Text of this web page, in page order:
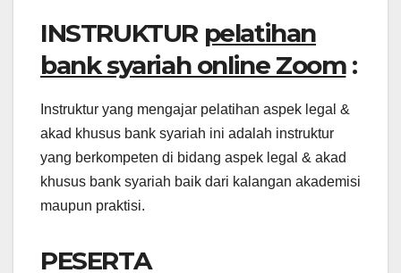
INSTRUKTUR pelatihan
bank syariah online Zoom:
Instruktur yang mengajar pelatihan aspek legal &
akad khusus bank syariah ini adalah instruktur
yang berkompeten di bidang aspek legal & akad
khusus bank syariah baik dari kalangan akademisi
maupun praktisi.
PESERTA